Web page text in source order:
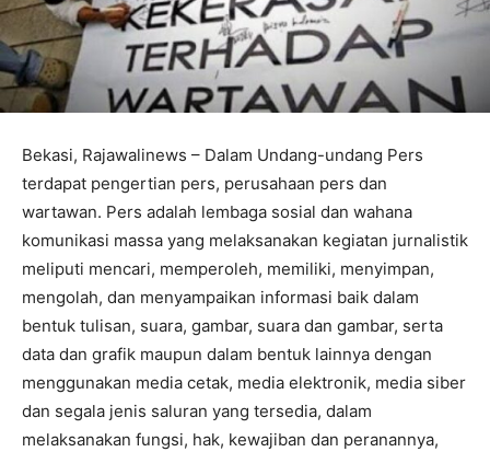
Bekasi, Rajawalinews – Dalam Undang-undang Pers
terdapat pengertian pers, perusahaan pers dan
wartawan. Pers adalah lembaga sosial dan wahana
komunikasi massa yang melaksanakan kegiatan jurnalistik
meliputi mencari, memperoleh, memiliki, menyimpan,
mengolah, dan menyampaikan informasi baik dalam
bentuk tulisan, suara, gambar, suara dan gambar, serta
data dan grafik maupun dalam bentuk lainnya dengan
menggunakan media cetak, media elektronik, media siber
dan segala jenis saluran yang tersedia, dalam
melaksanakan fungsi, hak, kewajiban dan peranannya,